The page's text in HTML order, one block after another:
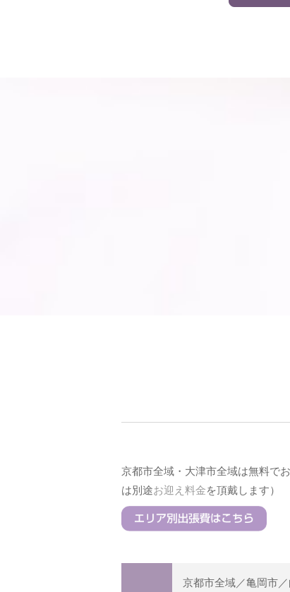
京都市全域・大津市全域は無料で
は別途お迎え料金を頂戴します）
京都市全域／亀岡市